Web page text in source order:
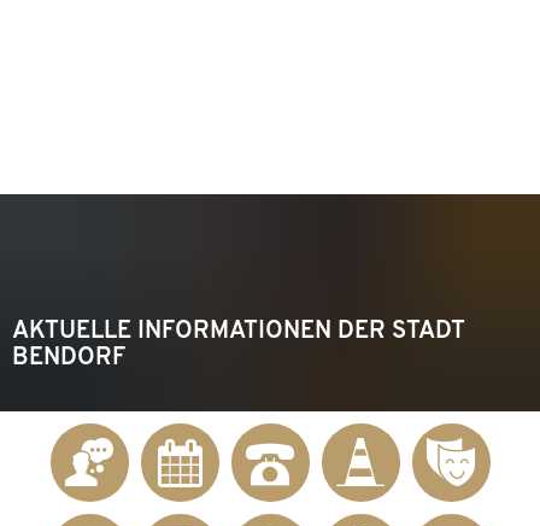
AKTUELLE INFORMATIONEN DER STADT
BENDORF